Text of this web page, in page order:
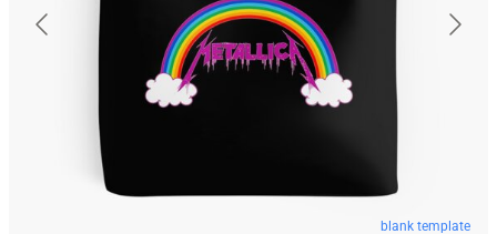
blank template